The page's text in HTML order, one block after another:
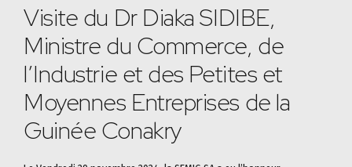
Visite du Dr Diaka SIDIBE,
Ministre du Commerce, de
l’Industrie et des Petites et
Moyennes Entreprises de la
Guinée Conakry